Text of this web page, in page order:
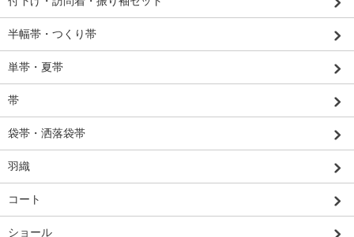
半幅帯・つくり帯
単帯・夏帯
帯
袋帯・洒落袋帯
羽織
コート
ショール